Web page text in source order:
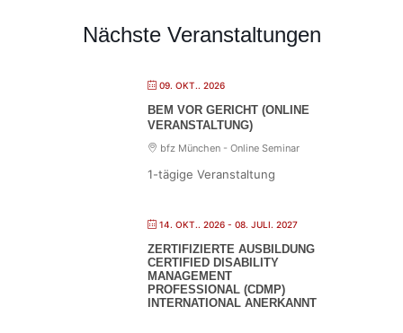
Nächste Veranstaltungen
09. OKT.. 2026
BEM VOR GERICHT (ONLINE
VERANSTALTUNG)
bfz München - Online Seminar
1-tägige Veranstaltung
14. OKT.. 2026 - 08. JULI. 2027
ZERTIFIZIERTE AUSBILDUNG
CERTIFIED DISABILITY
MANAGEMENT
PROFESSIONAL (CDMP)
INTERNATIONAL ANERKANNT